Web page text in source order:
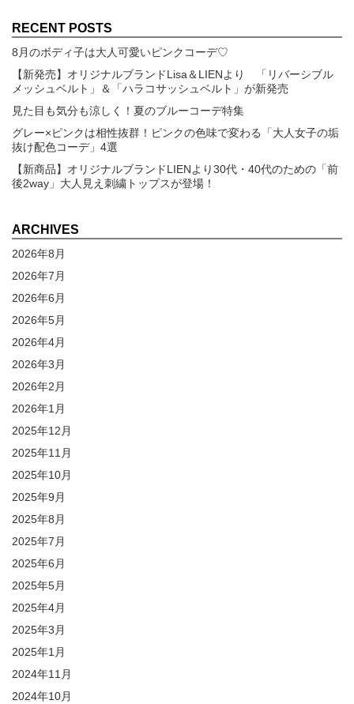
RECENT POSTS
8月のボディ子は大人可愛いピンクコーデ♡
【新発売】オリジナルブランドLisa＆LIENより 「リバーシブル
メッシュベルト」＆「ハラコサッシュベルト」が新発売
見た目も気分も涼しく！夏のブルーコーデ特集
グレー×ピンクは相性抜群！ピンクの色味で変わる「大人女子の垢
抜け配色コーデ」4選
【新商品】オリジナルブランドLIENより30代・40代のための「前
後2way」大人見え刺繍トップスが登場！
ARCHIVES
2026年8月
2026年7月
2026年6月
2026年5月
2026年4月
2026年3月
2026年2月
2026年1月
2025年12月
2025年11月
2025年10月
2025年9月
2025年8月
2025年7月
2025年6月
2025年5月
2025年4月
2025年3月
2025年1月
2024年11月
2024年10月